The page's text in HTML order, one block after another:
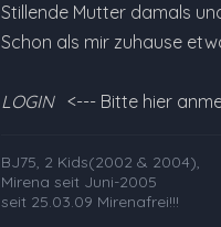
Stillende Mutter damals
Schon als mir zuhause
LOGIN <--- Bitte hier
BJ75, 2 Kids(2002 & 2004),
Mirena seit Juni-2005
seit 25.03.09 Mirenafrei!!!